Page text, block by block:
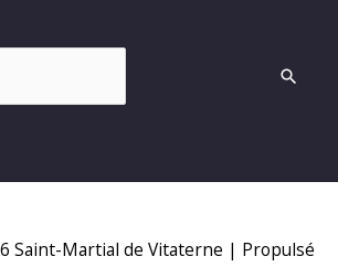
Saint-Martial de Vitaterne | Propulsé